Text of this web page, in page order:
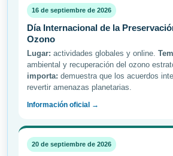
16 de septiembre de 2026
Día Internacional de la
Ozono
Lugar: actividades globales y online.
ambiental y recuperación del ozono
importa: demuestra que los acuerdos
revertir amenazas planetarias.
Información oficial →
20 de septiembre de 2026